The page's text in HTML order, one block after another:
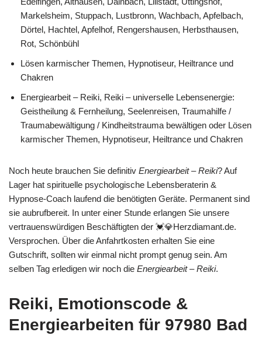
Markelsheim, Stuppach, Lustbronn, Wachbach, Apfelbach,
Dörtel, Hachtel, Apfelhof, Rengershausen, Herbsthausen,
Rot, Schönbühl
Lösen karmischer Themen, Hypnotiseur, Heiltrance und
Chakren
Energiearbeit – Reiki, Reiki – universelle Lebensenergie:
Geistheilung & Fernheilung, Seelenreisen, Traumahilfe /
Traumabewältigung / Kindheitstrauma bewältigen oder Lösen
karmischer Themen, Hypnotiseur, Heiltrance und Chakren
Noch heute brauchen Sie definitiv Energiearbeit – Reiki? Auf
Lager hat spirituelle psychologische Lebensberaterin &
Hypnose-Coach laufend die benötigten Geräte. Permanent sind
sie aubrufbereit. In unter einer Stunde erlangen Sie unsere
vertrauenswürdigen Beschäftigten der 💓️💎Herzdiamant.de.
Versprochen. Über die Anfahrtkosten erhalten Sie eine
Gutschrift, sollten wir einmal nicht prompt genug sein. Am
selben Tag erledigen wir noch die Energiearbeit – Reiki.
Reiki, Emotionscode &
Energiearbeiten für 97980 Bad